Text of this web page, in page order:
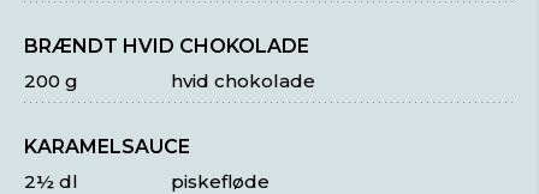
BRÆNDT HVID CHOKOLADE
hvid chokolade
200 g
KARAMELSAUCE
piskefløde
2½ dl